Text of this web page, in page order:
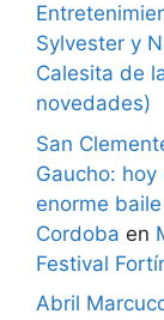
Sylvester y
Calesita de
novedades)
San
Gaucho:
enorme
Cordoba en
Festival
Abril